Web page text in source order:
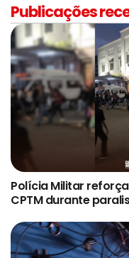
Publicações
Polícia Militar
CPTM durante